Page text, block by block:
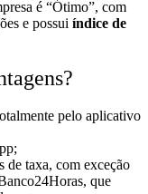
é “Ótimo”, com
e possui índice de
pelo aplicativo
de taxa, com exceção
que